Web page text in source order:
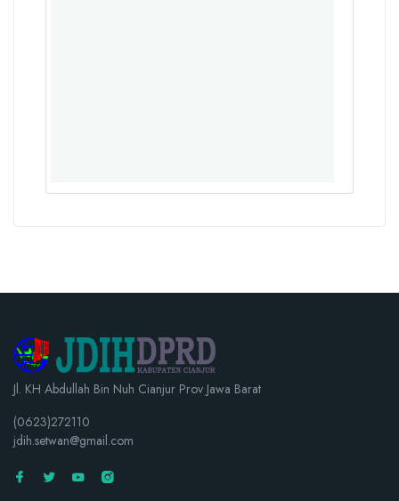
Jl. KH Abdullah Bin Nuh Cianjur Prov Jawa Barat
(0623)272110
jdih.setwan@gmail.com